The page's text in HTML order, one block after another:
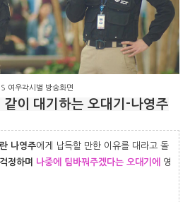
여우각시별 방송화면
같이 대기하는 오대기-나영주
나영주에게 납득할 만한 이유를 대라고 돌
정하며 나중에 팀바꿔주겠다는 오대기에
영